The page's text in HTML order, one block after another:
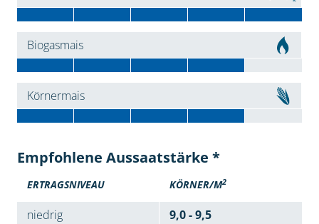
Biogasmais
Körnermais
Empfohlene Aussaatstärke *
ERTRAGSNIVEAU KÖRNER/M2
niedrig
9,0 - 9,5